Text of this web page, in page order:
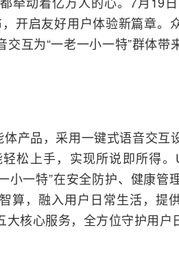
开启友好用户体验新篇章。
交互为“一老一小一特”群体带
产品，采用一键式语音交互
松上手，实现所说即所得
小一特”在安全防护、健康管
算，融入用户日常生活，提
核心服务，全方位守护用户